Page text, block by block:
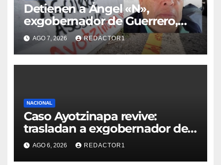
Detienen a Ángel «N»,
exgobernador de Guerrero,
por el caso Ayotzinapa
AGO 7, 2026 REDACTOR1
NACIONAL
Caso Ayotzinapa revive:
trasladan a exgobernador de
Guerrero a prisión federal
AGO 6, 2026 REDACTOR1